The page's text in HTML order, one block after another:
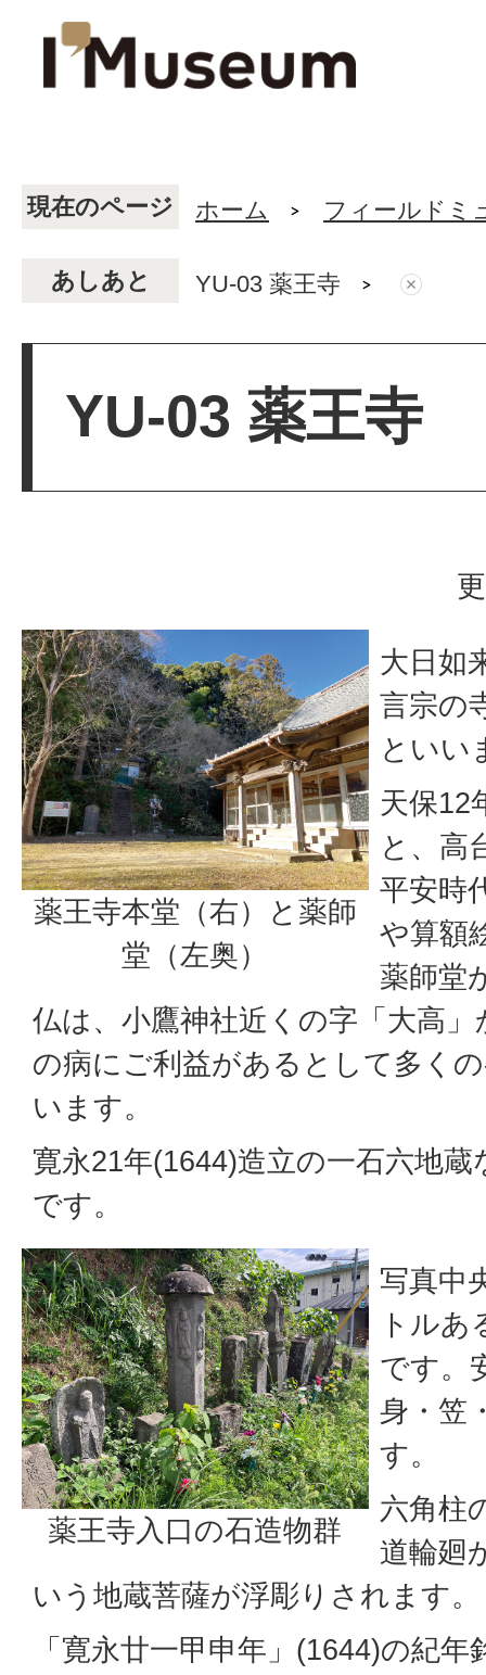
現在のページ ホーム フィールドミ
あしあと YU-03 薬王寺
YU-03 薬王寺
薬王寺本堂（右）と薬師
堂（左奥）
大日如
言宗の
といい
天保12
と、高
平安時
や算額
薬師堂
仏は、小鷹神社近くの字「大高
の病にご利益があるとして多く
います。
寛永21年(1644)造立の一石六地
です。
薬王寺入口の石造物群
写真中
トルあ
です。
身・笠
す。
六角柱
道輪廻
いう地蔵菩薩が浮彫りされます。
「寛永廿一甲申年」(1644)の紀